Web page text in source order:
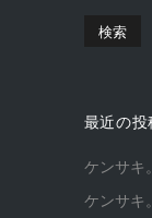
最近の投
ケンサキ。
ケンサキ。